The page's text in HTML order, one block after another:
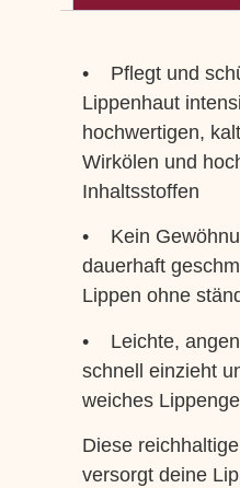
• Pflegt und
Lippenhaut
hochwertigen,
Wirkölen und
Inhaltsstoffen
• Kein
dauerhaft
Lippen ohne
• Leichte,
schnell einzieht
weiches
Diese
versorgt deine